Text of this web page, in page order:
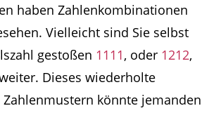
haben Zahlenkombinationen
Vielleicht sind Sie selbst
gestoßen 1111, oder 1212,
Dieses wiederholte
könnte jemanden